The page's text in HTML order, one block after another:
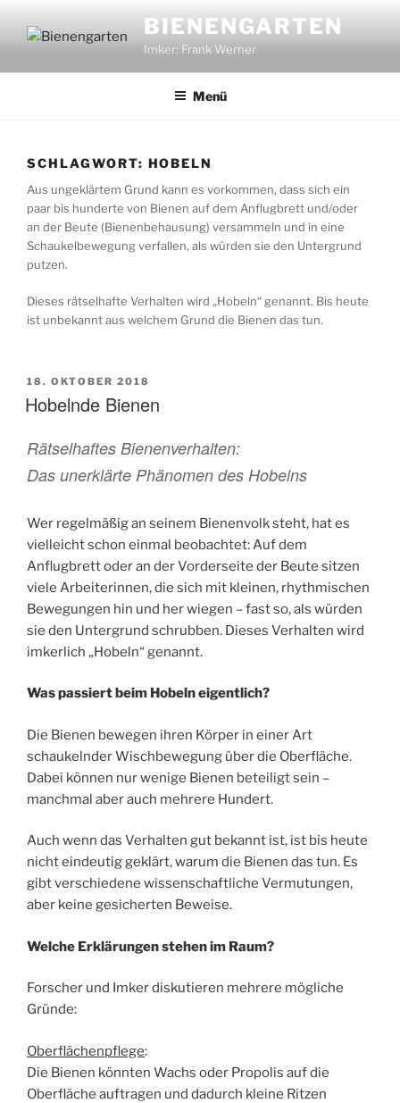
Inhalt
BIENENGARTEN
Imker: Frank Werner
Menü
SCHLAGWORT: HOBELN
Aus ungeklärtem Grund kann es vorkommen, dass sich ein
paar bis hunderte von Bienen auf dem Anflugbrett und/oder
an der Beute (Bienenbehausung) versammeln und in eine
Schaukelbewegung verfallen, als würden sie den Untergrund
putzen.
Dieses rätselhafte Verhalten wird „Hobeln“ genannt. Bis heute
ist unbekannt aus welchem Grund die Bienen das tun.
VERÖFFENTLICHT
AM
18. OKTOBER 2018
Hobelnde Bienen
Rätselhaftes Bienenverhalten:
Das unerklärte Phänomen des Hobelns
Wer regelmäßig an seinem Bienenvolk steht, hat es
vielleicht schon einmal beobachtet: Auf dem
Anflugbrett oder an der Vorderseite der Beute sitzen
viele Arbeiterinnen, die sich mit kleinen, rhythmischen
Bewegungen hin und her wiegen – fast so, als würden
sie den Untergrund schrubben. Dieses Verhalten wird
imkerlich „Hobeln“ genannt.
Was passiert beim Hobeln eigentlich?
Die Bienen bewegen ihren Körper in einer Art
schaukelnder Wischbewegung über die Oberfläche.
Dabei können nur wenige Bienen beteiligt sein –
manchmal aber auch mehrere Hundert.
Auch wenn das Verhalten gut bekannt ist, ist bis heute
nicht eindeutig geklärt, warum die Bienen das tun. Es
gibt verschiedene wissenschaftliche Vermutungen,
aber keine gesicherten Beweise.
Welche Erklärungen stehen im Raum?
Forscher und Imker diskutieren mehrere mögliche
Gründe:
Oberflächenpflege:
Die Bienen könnten Wachs oder Propolis auf die
Oberfläche auftragen und dadurch kleine Ritzen